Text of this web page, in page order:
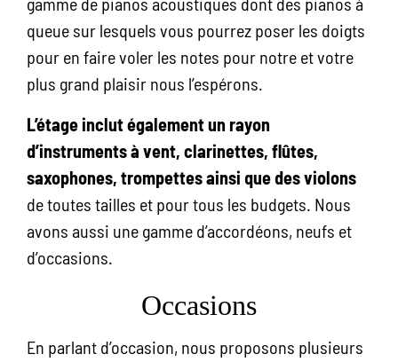
queue sur lesquels vous pourrez poser les doigts
pour en faire voler les notes pour notre et votre
plus grand plaisir nous l’espérons.
L’étage inclut également un rayon
d’instruments à vent, clarinettes, flûtes,
saxophones, trompettes ainsi que des violons
de toutes tailles et pour tous les budgets. Nous
avons aussi une gamme d’accordéons, neufs et
d’occasions.
Occasions
En parlant d’occasion, nous proposons plusieurs